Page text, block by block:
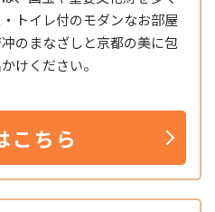
トイレ付のモダンなお部屋
のまなざしと京都の美に包
けください。
こちら